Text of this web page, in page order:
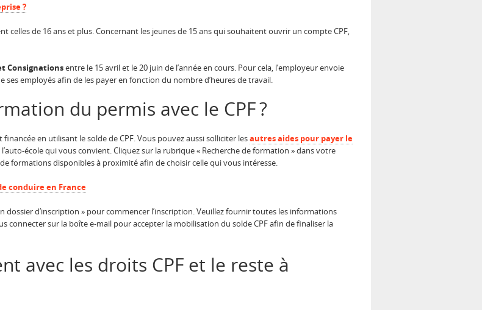
?
celles de 16 ans et plus. Concernant les jeunes de 15 ans qui souhaitent ouvrir un compte CPF,
Consignationsentre le 15 avril et le 20 juin de l’année en cours. Pour cela, l’employeur envoie
ses employés afin de les payer en fonction du nombre d’heures de travail.
du permis avec le CPF ?
en utilisant le solde de CPF. Vous pouvez aussi solliciter lesautres aides pour payer le
école qui vous convient. Cliquez sur la rubrique « Recherche de formation » dans votre
formations disponibles à proximité afin de choisir celle qui vous intéresse.
conduire en France
dossier d’inscription » pour commencer l’inscription. Veuillez fournir toutes les informations
connecter sur la boîte e-mail pour accepter la mobilisation du solde CPF afin de finaliser la
avec les droits CPF et le reste à